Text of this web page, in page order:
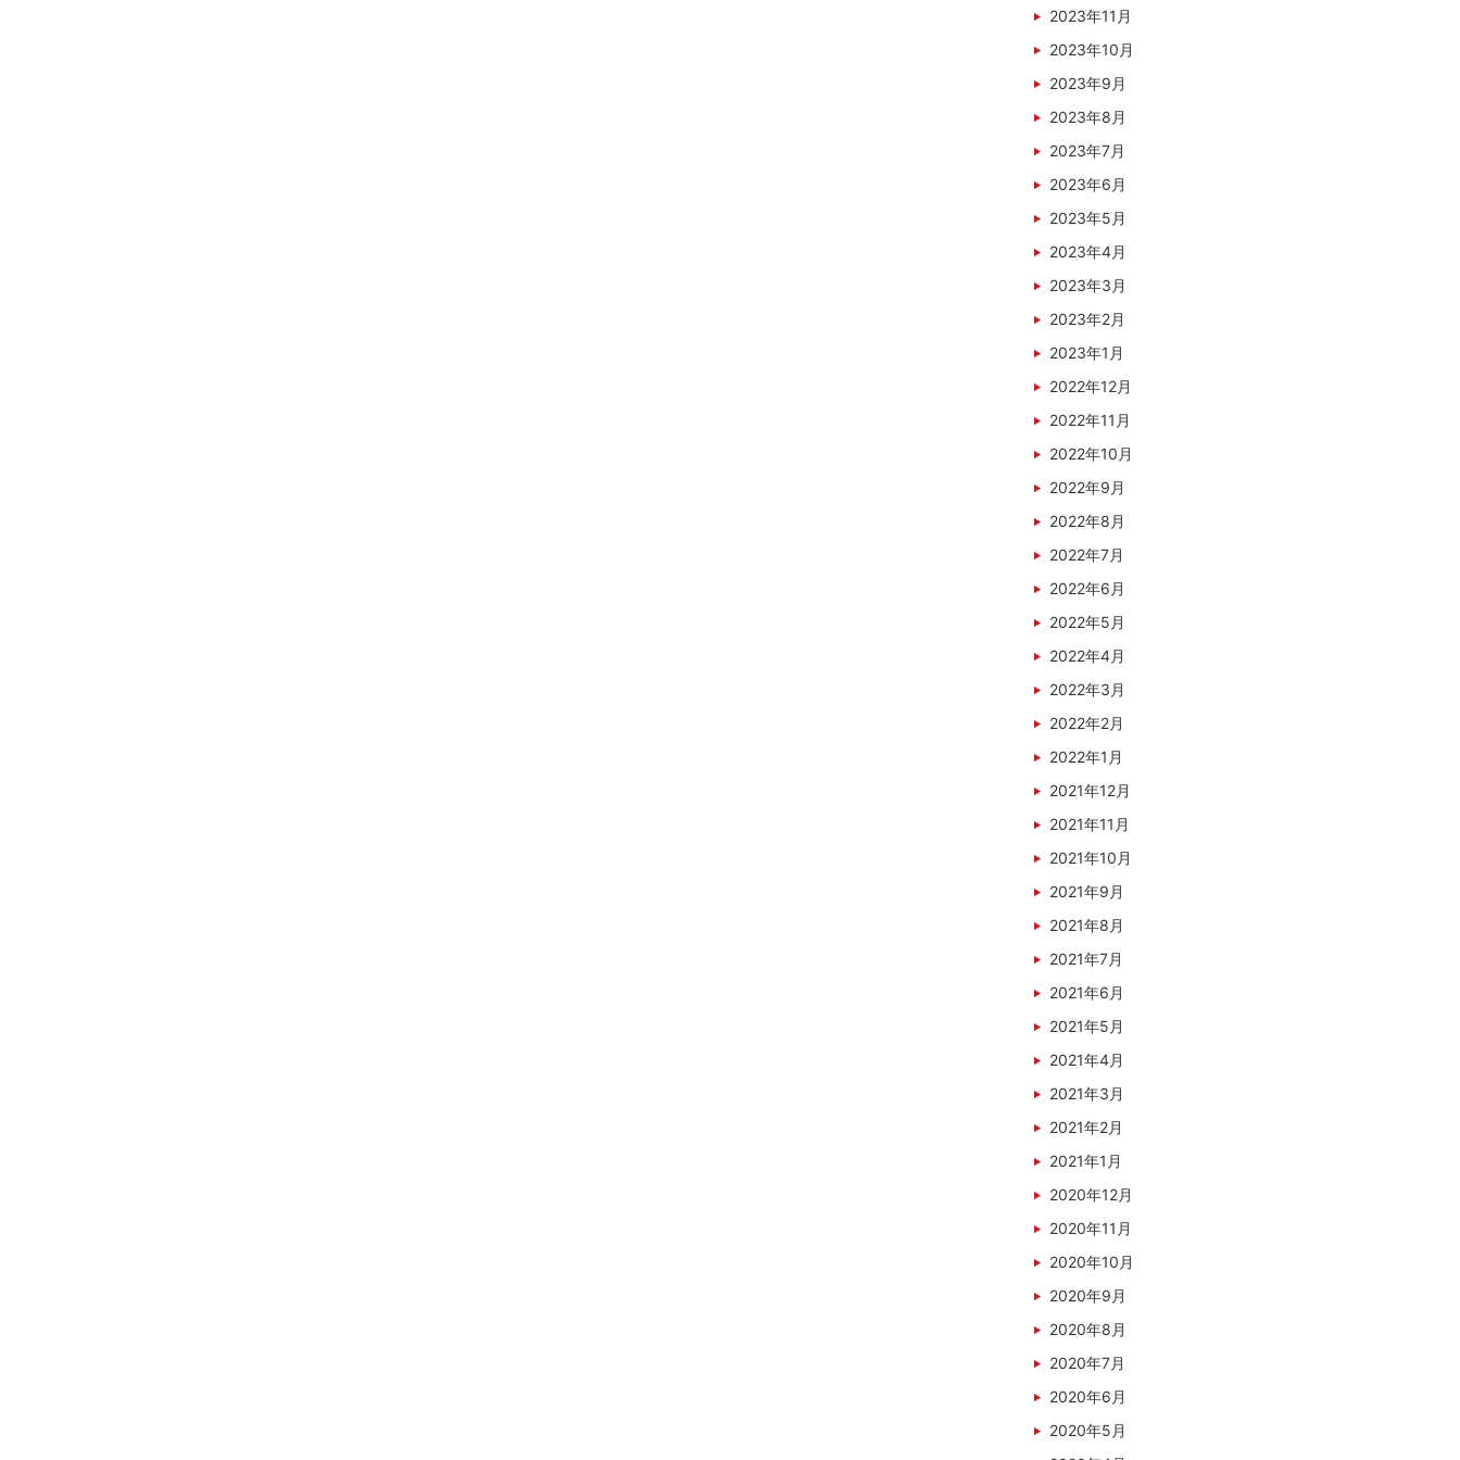
2023年11月
2023年10月
2023年9月
2023年8月
2023年7月
2023年6月
2023年5月
2023年4月
2023年3月
2023年2月
2023年1月
2022年12月
2022年11月
2022年10月
2022年9月
2022年8月
2022年7月
2022年6月
2022年5月
2022年4月
2022年3月
2022年2月
2022年1月
2021年12月
2021年11月
2021年10月
2021年9月
2021年8月
2021年7月
2021年6月
2021年5月
2021年4月
2021年3月
2021年2月
2021年1月
2020年12月
2020年11月
2020年10月
2020年9月
2020年8月
2020年7月
2020年6月
2020年5月